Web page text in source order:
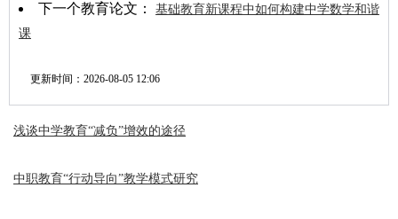
下一个教育论文： 基础教育新课程中如何构建中学数学和谐
课
更新时间： 2026-08-05 12:06
浅谈中学教育“减负”增效的途径
中职教育“行动导向”教学模式研究